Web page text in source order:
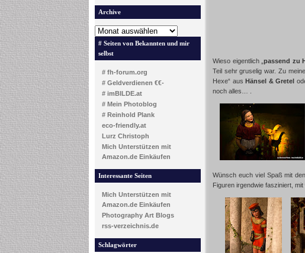
Archive
# Seiten von Bekannten und mir
selbst
# fh-forum.org
# Geldverdienen €€-
# imBILDE.at
# Mein Photoblog
# Reinhold Plank
eco-friendly.at
Lurz Christoph
Mich Unterstützen mit
Amazon.de Einkäufen
Interessante Seiten
Mich Unterstützen mit
Amazon.de Einkäufen
Photography Art Blogs
rss-verzeichnis.de
Schlagwörter
Wieso eigentlich „passend zu
Teil sehr gruselig war. Zu
Hexe“ ausHänsel & Gretel
noch alles… .
Wünsch euch viel Spaß mit
Figuren irgendwie fasziniert,